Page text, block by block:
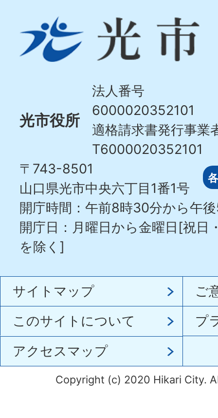
市
Hikari
光市役所
法人番号
6000020352101
適格請求書発行事業
T6000020352101
〒743-8501
山口県光市中央六丁目1番1号
開庁時間：午前8時30分から午
開庁日：月曜日から金曜日[祝日
を除く]
サイトマップ
ご
このサイトについて
プ
アクセスマップ
Copyright (c) 2020 Hikari City.